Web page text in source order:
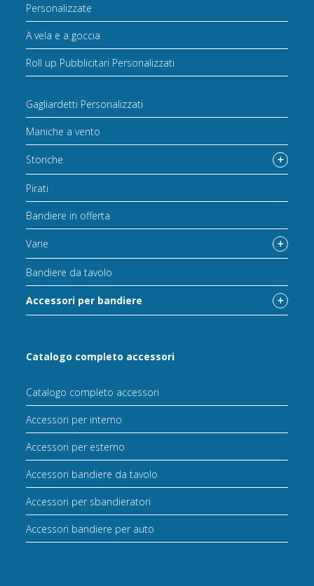
Personalizzate
A vela e a goccia
Roll up Pubblicitari Personalizzati
Gagliardetti Personalizzati
Maniche a vento
Storiche
Pirati
Bandiere in offerta
Varie
Bandiere da tavolo
Accessori per bandiere
Catalogo completo accessori
Catalogo completo accessori
Accessori per interno
Accessori per esterno
Accessori bandiere da tavolo
Accessori per sbandieratori
Accessori bandiere per auto